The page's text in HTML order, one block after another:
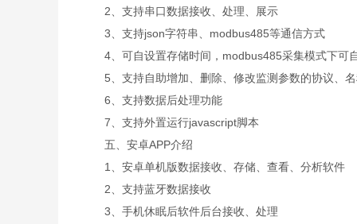
2、支持串口数据接收、处理、展示
3、支持json字符串、modbus485等通信方式
4、可自设置存储时间，modbus485采集模式下可
5、支持自助增加、删除、修改监测参数的协议、名
6、支持数据后处理功能
7、支持外置运行javascript脚本
五、安卓APP介绍
1、安卓单机版数据接收、存储、查看、分析软件
2、支持蓝牙数据接收
3、手机休眠后软件后台接收、处理